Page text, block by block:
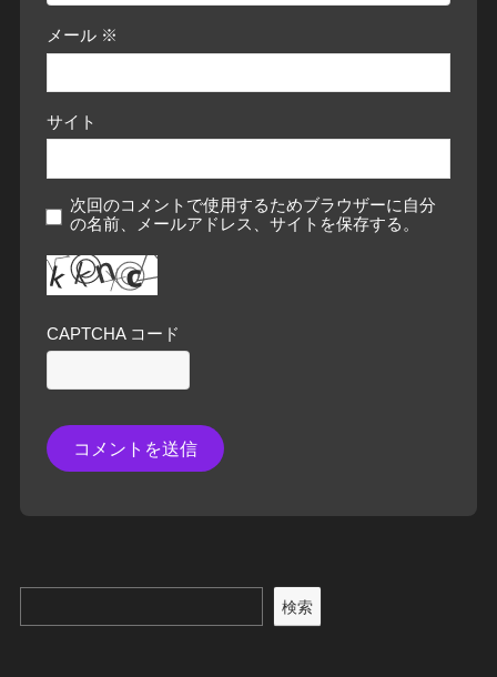
メール ※
サイト
次回のコメントで使用するためブラウザーに自分
の名前、メールアドレス、サイトを保存する。
CAPTCHA コード
検索